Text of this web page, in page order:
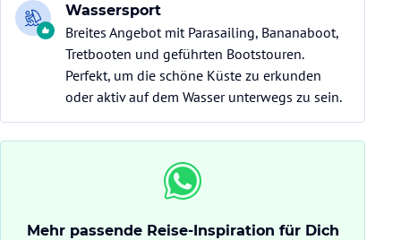
Wassersport
Breites Angebot mit Parasailing, Bananaboot,
Tretbooten und geführten Bootstouren.
Perfekt, um die schöne Küste zu erkunden
oder aktiv auf dem Wasser unterwegs zu sein.
Mehr passende Reise-Inspiration für Dich